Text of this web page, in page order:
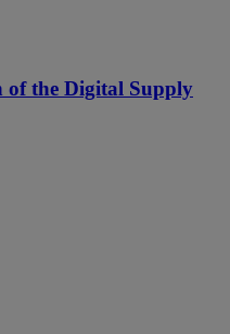
the Digital Supply